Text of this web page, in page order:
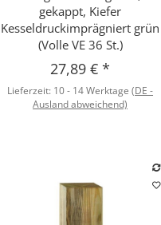
gekappt, Kiefer
Kesseldruckimprägniert grün
(Volle VE 36 St.)
27,89 €*
Lieferzeit: 10 - 14 Werktage(DE -
Ausland abweichend)